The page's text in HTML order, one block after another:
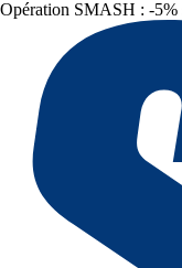
Opération SMASH : -5%